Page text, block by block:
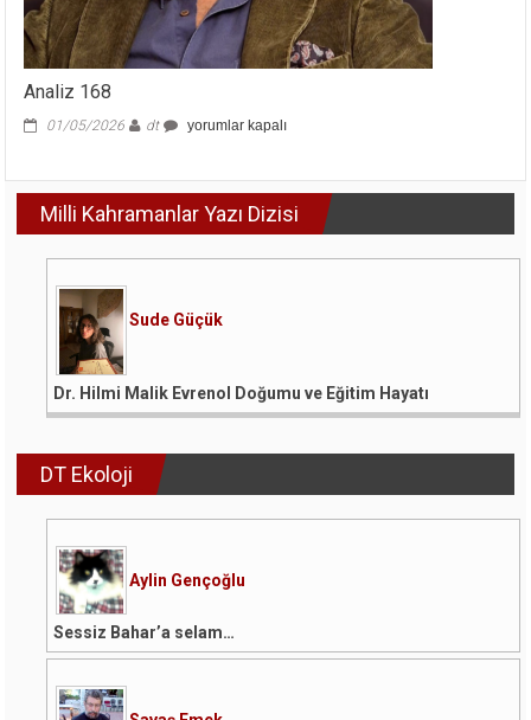
Analiz 168
01/05/2026 dt
Analiz
yorumlar kapalı
Milli Kahramanlar Yazı Dizisi
Sude Güçük
Dr. Hilmi Malik Evrenol Doğumu ve Eğitim Hayatı
DT Ekoloji
Aylin Gençoğlu
Sessiz Bahar’a selam…